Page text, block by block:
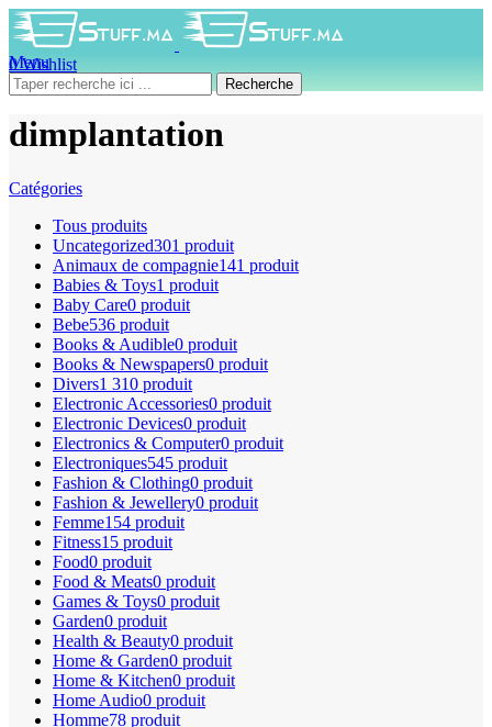
0Wishlist
0produit 0DH
Menu
Recherche
dimplantation
Catégories
Tous produits
Uncategorized301 produit
Animaux de compagnie141 produit
Babies & Toys1 produit
Baby Care0 produit
Bebe536 produit
Books & Audible0 produit
Books & Newspapers0 produit
Divers1 310 produit
Electronic Accessories0 produit
Electronic Devices0 produit
Electronics & Computer0 produit
Electroniques545 produit
Fashion & Clothing0 produit
Fashion & Jewellery0 produit
Femme154 produit
Fitness15 produit
Food0 produit
Food & Meats0 produit
Games & Toys0 produit
Garden0 produit
Health & Beauty0 produit
Home & Garden0 produit
Home & Kitchen0 produit
Home Audio0 produit
Homme78 produit